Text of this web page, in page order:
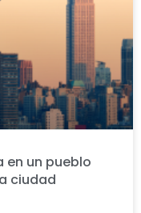
en un pueblo
ciudad